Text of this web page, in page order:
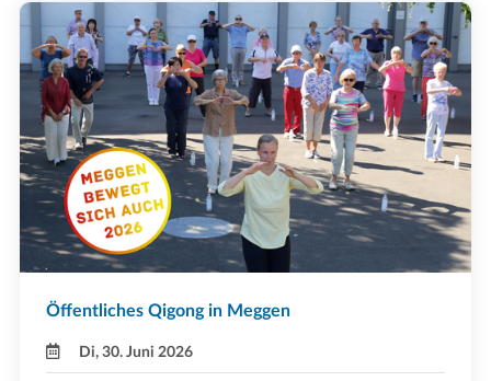
Öffentliches Qigong in Meggen
Di, 30. Juni 2026